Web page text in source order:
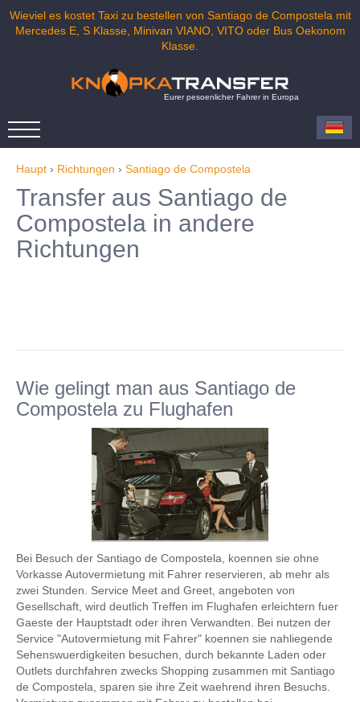
Wieviel es kostet Taxi zu bestellen von Santiago de Compostela mit
Mercedes E, S Klasse, Minivan VIANO, VITO oder Bus Oekonom
Klasse.
Eurer pesoenlicher Fahrer in Europa
Haupt › Richtungen › Santiago de Compostela
Transfer aus Santiago de
Compostela in andere
Richtungen
Wie gelingt man aus Santiago de
Compostela zu Flughafen
Bei Besuch der Santiago de Compostela, koennen sie ohne
Vorkasse Autovermietung mit Fahrer reservieren, ab mehr als
zwei Stunden. Service Meet and Greet, angeboten von
Gesellschaft, wird deutlich Treffen im Flughafen erleichtern fuer
Gaeste der Hauptstadt oder ihren Verwandten. Bei nutzen der
Service "Autovermietung mit Fahrer" koennen sie nahliegende
Sehenswuerdigkeiten besuchen, durch bekannte Laden oder
Outlets durchfahren zwecks Shopping zusammen mit Santiago
de Compostela, sparen sie ihre Zeit waehrend ihren Besuchs.